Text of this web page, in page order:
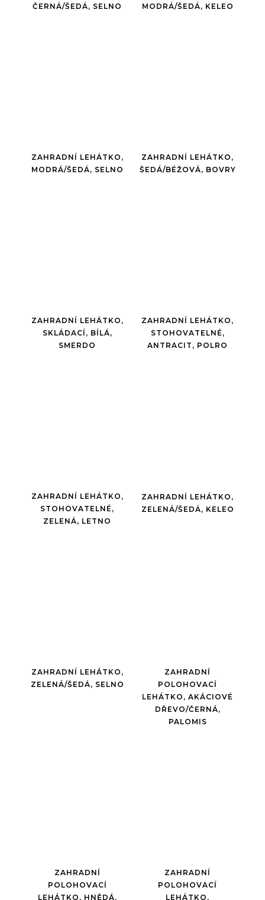
ČERNÁ/ŠEDÁ, SELNO MODRÁ/ŠEDÁ, KELEO
ZAHRADNÍ LEHÁTKO,
MODRÁ/ŠEDÁ, SELNO
ZAHRADNÍ LEHÁTKO,
ŠEDÁ/BÉŽOVÁ, BOVRY
ZAHRADNÍ LEHÁTKO,
SKLÁDACÍ, BÍLÁ,
SMERDO
ZAHRADNÍ LEHÁTKO,
STOHOVATELNÉ,
ANTRACIT, POLRO
ZAHRADNÍ LEHÁTKO,
STOHOVATELNÉ,
ZELENÁ, LETNO
ZAHRADNÍ LEHÁTKO,
ZELENÁ/ŠEDÁ, KELEO
ZAHRADNÍ LEHÁTKO,
ZELENÁ/ŠEDÁ, SELNO
ZAHRADNÍ
POLOHOVACÍ
LEHÁTKO, AKÁCIOVÉ
DŘEVO/ČERNÁ,
PALOMIS
ZAHRADNÍ
POLOHOVACÍ
LEHÁTKO, HNĚDÁ,
ZAHRADNÍ
POLOHOVACÍ
LEHÁTKO,